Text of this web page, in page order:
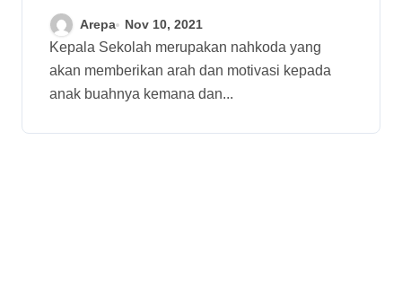
Peningkatan Kompetensi
Arepa Nov 10, 2021
Kepala Sekolah merupakan nahkoda yang
akan memberikan arah dan motivasi kepada
anak buahnya kemana dan...